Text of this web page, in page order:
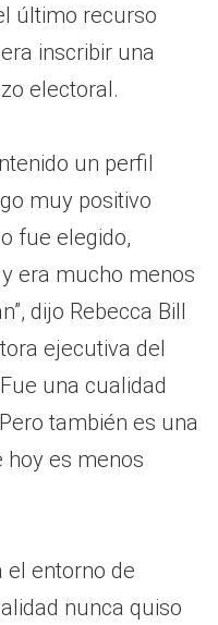
último recurso
inscribir una
electoral.
un perfil
muy positivo
fue elegido,
era mucho menos
dijo Rebecca Bill
ejecutiva del
una cualidad
también es una
hoy es menos
el entorno de
nunca quiso